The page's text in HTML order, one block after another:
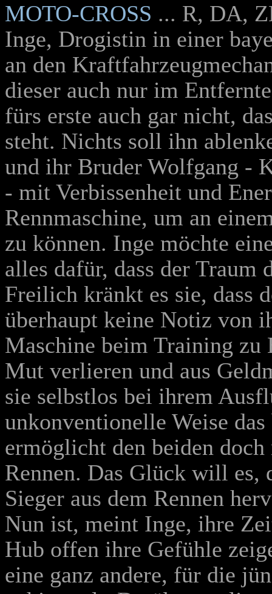
MOTO-CROSS ... R, DA,
Inge, Drogistin in einer
an den
dieser auch nur im
fürs erste auch gar nicht,
steht. Nichts soll ihn
und ihr Bruder Wolfgang -
- mit Verbissenheit und
Rennmaschine, um an
zu können. Inge möchte
alles dafür, dass der
Freilich kränkt es sie, dass
überhaupt keine Notiz von
Maschine beim Training zu
Mut verlieren und aus
sie selbstlos bei ihrem
unkonventionelle Weise
ermöglicht den beiden
Rennen. Das Glück will es,
Sieger aus dem Rennen
Nun ist, meint Inge, ihre
Hub offen ihre Gefühle
eine ganz andere, für die